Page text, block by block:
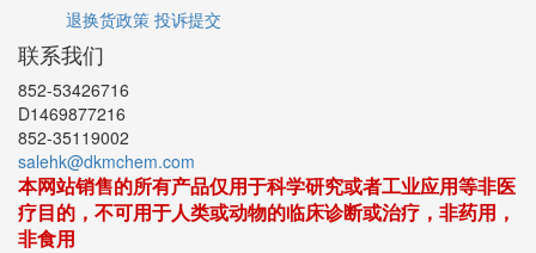
退换货政策 投诉提交
联系我们
852-53426716
D1469877216
852-35119002
salehk@dkmchem.com
本网站销售的所有产品仅用于科学研究或者工业应用等非医
疗目的，不可用于人类或动物的临床诊断或治疗，非药用，
非食用